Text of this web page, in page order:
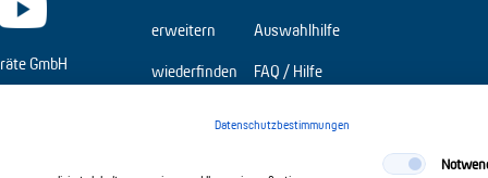
GmbH
erweitern
wiederfinden
Auswahlhilfe
FAQ / Hilfe
Datenschutzbestimmungen